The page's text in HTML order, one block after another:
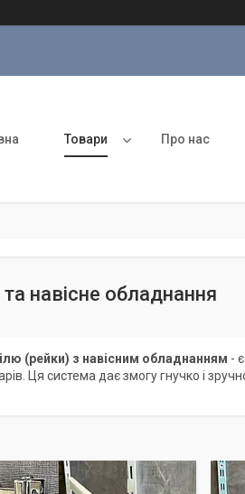
Товари Про нас
навісне обладнання
(рейки) з навісним обладнанням -
Ця система дає змогу гнучко і